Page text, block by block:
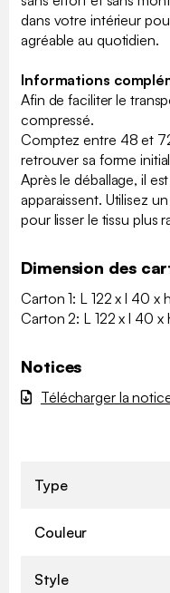
dans votre intérieur
agréable au quotidien.
Informations
Afin de faciliter le
compressé.
Comptez entre 48 et
retrouver sa forme
Après le déballage, il
apparaissent. Utilisez
pour lisser le tissu plus
Dimension des
Carton 1: L 122 x l 40
Carton 2: L 122 x l 40
Notices
Télécharger la
Type
Couleur
Style